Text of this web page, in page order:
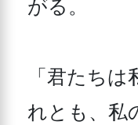
がる。
「君たち
れとも、私